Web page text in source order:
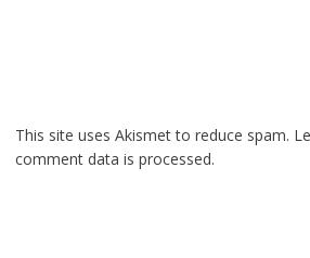
This site uses Akismet to reduce spam.
comment data is processed.